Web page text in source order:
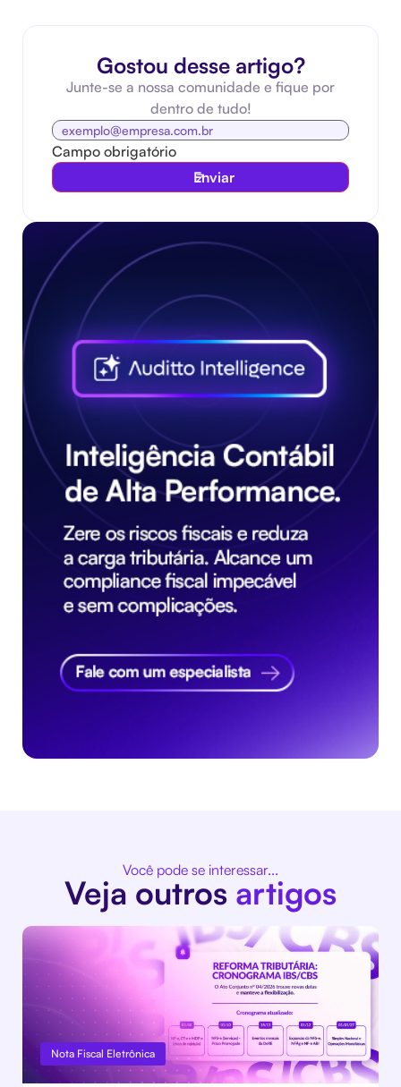
Gostou desse artigo?
Junte-se a nossa comunidade e fique por
dentro de tudo!
Campo obrigatório
Enviar
Você pode se interessar...
Veja outros artigos
Nota Fiscal Eletrônica